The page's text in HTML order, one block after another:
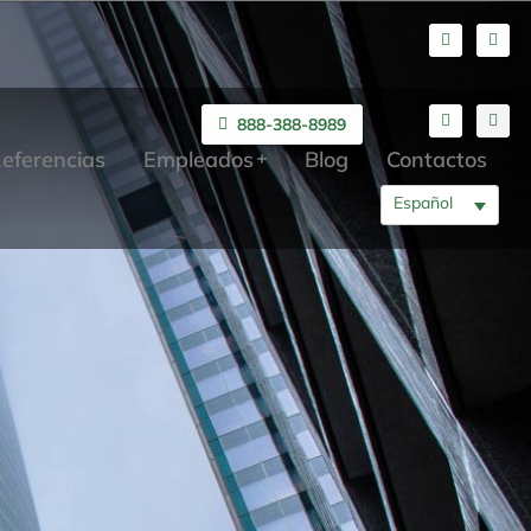
888-388-8989
Español
Empleados Blog Contactos